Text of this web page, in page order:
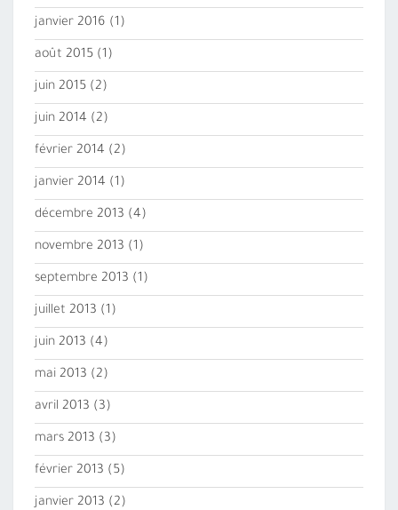
janvier 2016 (1)
août 2015 (1)
juin 2015 (2)
juin 2014 (2)
février 2014 (2)
janvier 2014 (1)
décembre 2013 (4)
novembre 2013 (1)
septembre 2013 (1)
juillet 2013 (1)
juin 2013 (4)
mai 2013 (2)
avril 2013 (3)
mars 2013 (3)
février 2013 (5)
janvier 2013 (2)